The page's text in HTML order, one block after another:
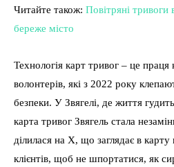
Читайте також: Повітряні тривоги
береже місто
Технологія карт тривог – це праця
волонтерів, які з 2022 року
безпеки. У Звягелі, де життя
карта тривог Звягель стала
ділилася на X, що заглядає в
клієнтів, щоб не шпортатися, як